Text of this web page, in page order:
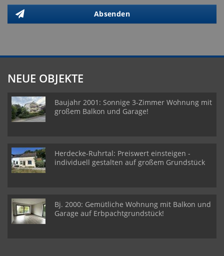
Absenden
NEUE OBJEKTE
Baujahr 2001: Sonnige 3-Zimmer Wohnung mit
großem Balkon und Garage!
Herdecke-Ruhrtal: Preiswert einsteigen -
individuell gestalten auf großem Grundstück
Bj. 2000: Gemütliche Wohnung mit Balkon und
Garage auf Erbpachtgrundstück!